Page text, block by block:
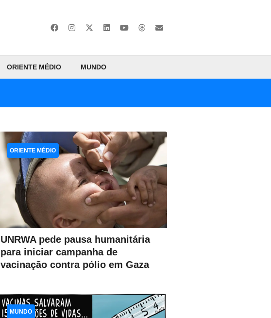
ORIENTE MÉDIO MUNDO
UNRWA pede pausa humanitária
para iniciar campanha de
vacinação contra pólio em Gaza
ORIENTE MÉDIO
MUNDO